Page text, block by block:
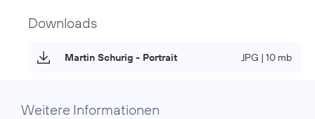
Downloads
Martin Schurig - Portrait JPG | 10 mb
Weitere Informationen